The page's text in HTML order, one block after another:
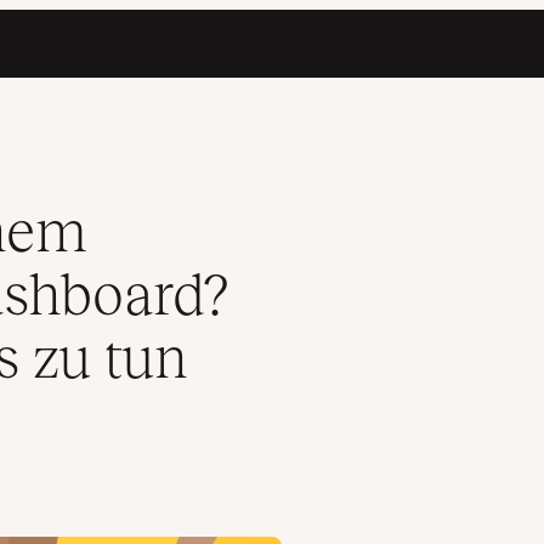
Du, was zu tun ist.)
zu tun